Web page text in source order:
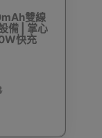
雙線
備 | 掌心
快充